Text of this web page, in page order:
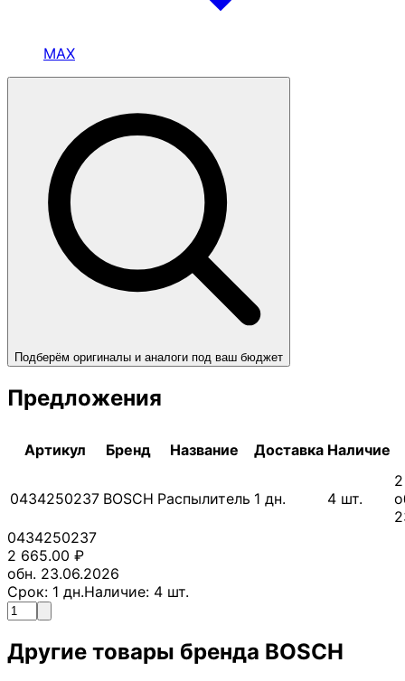
MAX
Подберём оригиналы и аналоги под ваш бюджет
Предложения
Артикул Бренд Название Доставка Наличие
0434250237 BOSCH Распылитель 1 дн. 4 шт.
0434250237
2 665.00 ₽
обн. 23.06.2026
Срок: 1 дн.Наличие: 4 шт.
Другие товары бренда BOSCH